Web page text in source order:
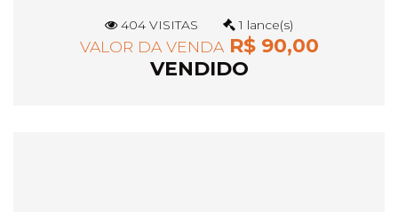
404 VISITAS 1 lance(s)
VALOR DA VENDAR$ 90,00
VENDIDO